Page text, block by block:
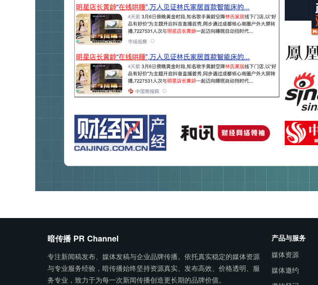
暗传播 PR Channel
专注新闻稿发布、媒体发稿与企业品牌传播。依托真实稳定的媒体资源
与专业服务经验，暗传播始终坚持资源真实、发布高效、价格透明、服
务专业，致力于为每一次新闻传播创造更长期的品牌价值。
产品与服务
媒体资源
媒体邀约